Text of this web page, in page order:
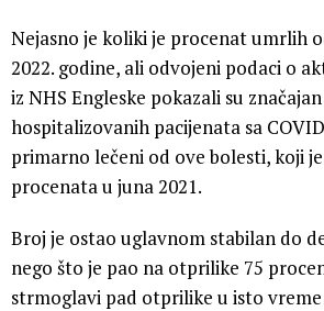
Nejasno je koliki je procenat umrlih
2022. godine, ali odvojeni podaci o
iz NHS Engleske pokazali su
hospitalizovanih pacijenata sa
primarno lečeni od ove bolesti, koji je
procenata u juna 2021.
Broj je ostao uglavnom stabilan do
nego što je pao na otprilike 75
strmoglavi pad otprilike u isto vreme